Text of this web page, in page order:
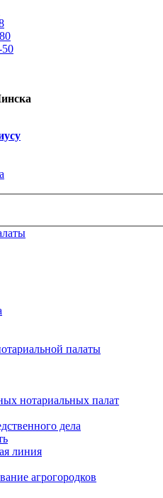
50
палаты
нотариальных палат
дела
линия
агрогородков